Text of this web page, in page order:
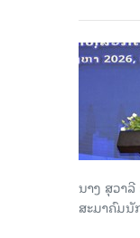
ນາງ ສຸວາ
ສະມາຄົມ